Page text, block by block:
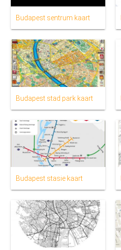
Budapest sentrum kaart
Budapest stad park kaart
Budapest stasie kaart